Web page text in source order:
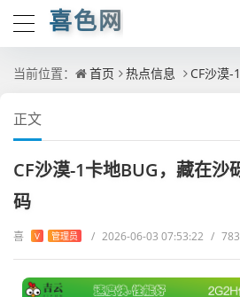
喜色网
当前位置： 首页 热点信息 CF沙漠-1卡
正文
CF沙漠-1卡地BUG，藏在沙
码
喜 V 管理员 / 2026-06-03 07:53:22 /